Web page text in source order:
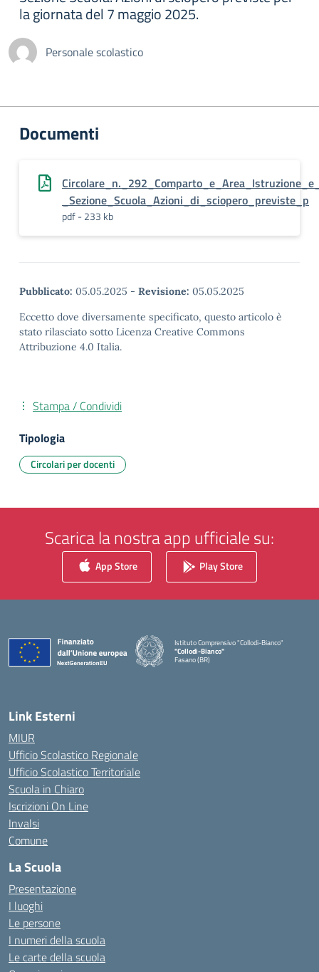
la giornata del 7 maggio 2025.
Personale scolastico
Documenti
_Sezione_Scuola_Azioni_di_sciopero_previste_p
pdf - 233 kb
Pubblicato: 05.05.2025 - Revisione: 05.05.2025
Eccetto dove diversamente specificato, questo articolo è
stato rilasciato sotto Licenza Creative Commons
Attribuzione 4.0 Italia.
Stampa / Condividi
Tipologia
Circolari per docenti
Scarica la nostra app ufficiale su:
App Store Play Store
Istituto Comprensivo "Collodi-Bianco"
"Collodi-Bianco"
Fasano (BR)
Link Esterni
MIUR
Ufficio Scolastico Regionale
Ufficio Scolastico Territoriale
Scuola in Chiaro
Iscrizioni On Line
Invalsi
Comune
La Scuola
Presentazione
I luoghi
Le persone
I numeri della scuola
Le carte della scuola